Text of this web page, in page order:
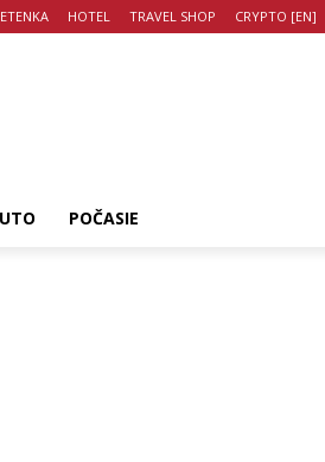
HOTEL TRAVEL SHOP CRYPTO [EN]
POČASIE